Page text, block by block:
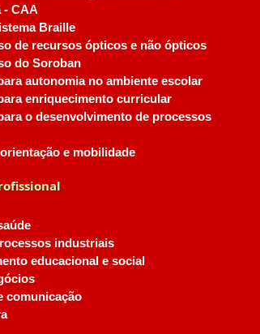
- CAA
Braille
de recursos ópticos e não ópticos
do Soroban
autonomia no ambiente escolar
enriquecimento curricular
o desenvolvimento de processos
e mobilidade
industriais
educacional e social
comunicação